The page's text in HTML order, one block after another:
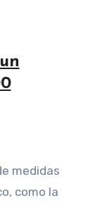
como la